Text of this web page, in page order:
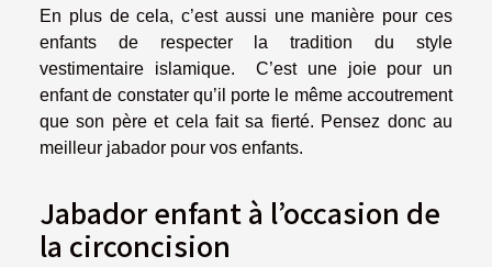
En plus de cela, c’est aussi une manière pour ces
enfants de respecter la tradition du style
vestimentaire islamique. C’est une joie pour un
enfant de constater qu’il porte le même accoutrement
que son père et cela fait sa fierté. Pensez donc au
meilleur jabador pour vos enfants.
Jabador enfant à l’occasion de
la circoncision